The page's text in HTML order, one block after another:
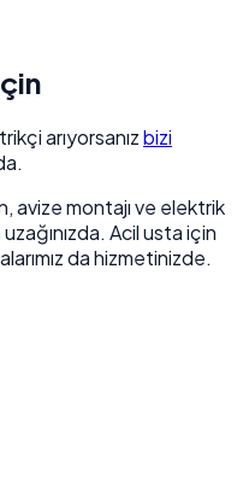
arıyorsanızbizi
avize montajı ve elektrik
Acil usta için
da hizmetinizde.